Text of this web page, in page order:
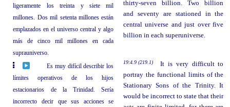
ligeramente los treinta y siete mil
millones. Dos mil setenta millones están
emplazados en el universo central y algo
más de cinco mil millones en cada
suprauniverso.
thirty-seven billion. Two billion
and seventy are stationed in the
central universe and just over five
billion in each superuniverse.
Es muy difícil describir los
límites operativos de los hijos
estacionarios de la Trinidad. Sería
incorrecto decir que sus acciones se
19:4.9 (219.1)
It is very difficult to
portray the functional limits of the
Stationary Sons of the Trinity. It
would be incorrect to state that their